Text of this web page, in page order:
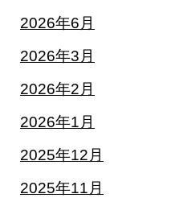
2026年6月
2026年3月
2026年2月
2026年1月
2025年12月
2025年11月